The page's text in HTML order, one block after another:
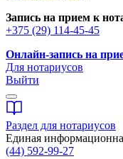
Запись на прием к
+375 (29) 114-45-45
Онлайн-запись на
Для нотариусов
Выйти
Раздел для нотариусов
Единая
(44) 592-99-27